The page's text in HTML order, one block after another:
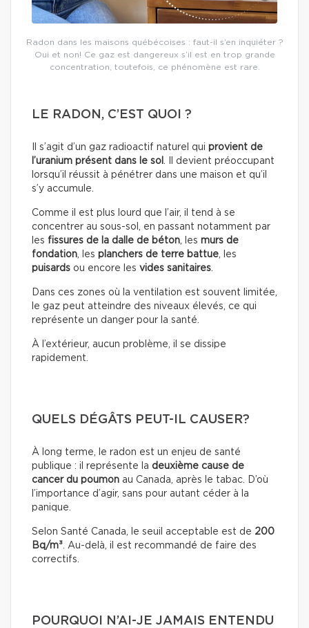
Radon dans les maisons québécoises : faut-il s’en inquiéter ?
Oui et non! Ce gaz est dangereux s’il est en trop grande
concentration, toutefois, ce phénomène est rare.
LE RADON, C’EST QUOI ?
Il s’agit d’un gaz radioactif naturel qui provient de
l’uranium présent dans le sol
. Il devient préoccupant
lorsqu’il réussit à pénétrer dans une maison et qu’il
s’y accumule.
Comme il est plus lourd que l’air, il tend à se
concentrer au sous-sol, en passant notamment par
les fissures de la dalle de béton , les murs de
fondation , les planchers de terre battue , les
puisards ou encore les vides sanitaires
Dans ces zones où la ventilation est souvent limitée,
le gaz peut atteindre des niveaux élevés, ce qui
représente un danger pour la santé.
À l’extérieur, aucun problème, il se dissipe
rapidement.
QUELS DÉGÂTS PEUT-IL CAUSER?
À long terme, le radon est un enjeu de santé
publique : il représente la deuxième cause de
cancer du poumon au Canada, après le tabac. D’où
l’importance d’agir, sans pour autant céder à la
panique.
Selon Santé Canada, le seuil acceptable est de 200
Bq/m³ . Au-delà, il est recommandé de faire des
correctifs.
POURQUOI N’AI-JE JAMAIS ENTENDU